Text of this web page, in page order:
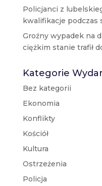
Policjanci z
kwalifikacje podczas
Groźny wypadek na
ciężkim stanie trafił
Kategorie
Bez kategorii
Ekonomia
Konflikty
Kościół
Kultura
Ostrzeżenia
Policja